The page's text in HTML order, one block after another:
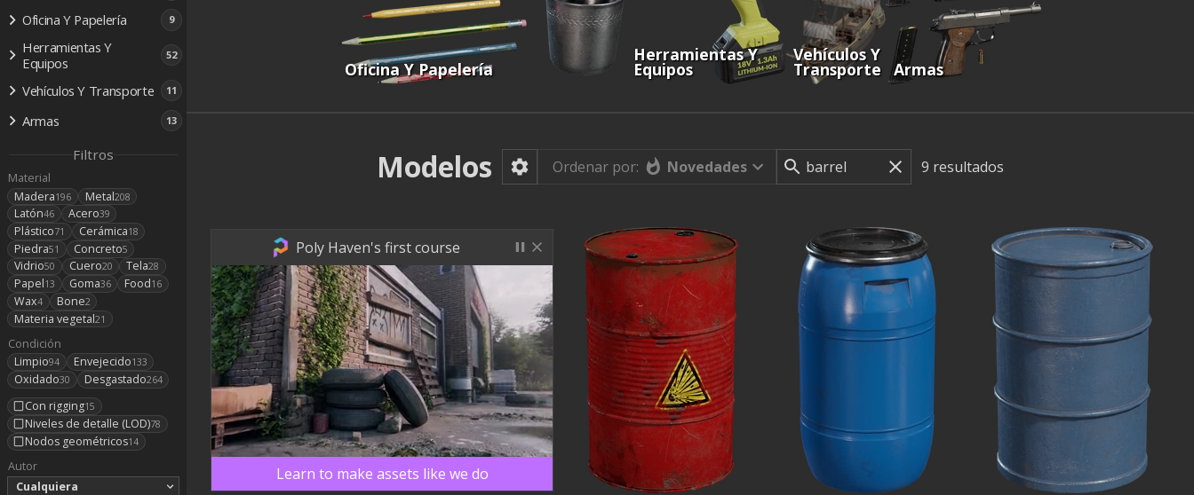
Oficina Y Papelería 9
Herramientas Y
Equipos
52
Vehículos Y Transporte 11
Armas 13
Filtros
Material
Madera196 Metal208
Latón46 Acero39
Plástico71 Cerámica18
Piedra51 Concreto5
Vidrio50 Cuero20 Tela28
Papel13 Goma36 Food16
Wax4 Bone2
Materia vegetal21
Condición
Limpio94 Envejecido133
Oxidado30 Desgastado264
Con rigging15
Niveles de detalle (LOD)78
Nodos geométricos14
Autor
Cualquiera
Oficina Y Papelería
Herramientas Y
Equipos
Vehículos Y
Transporte Armas
Modelos Ordenar por: Novedades 9 resultados
Poly Haven's first course
Learn to make assets like we do